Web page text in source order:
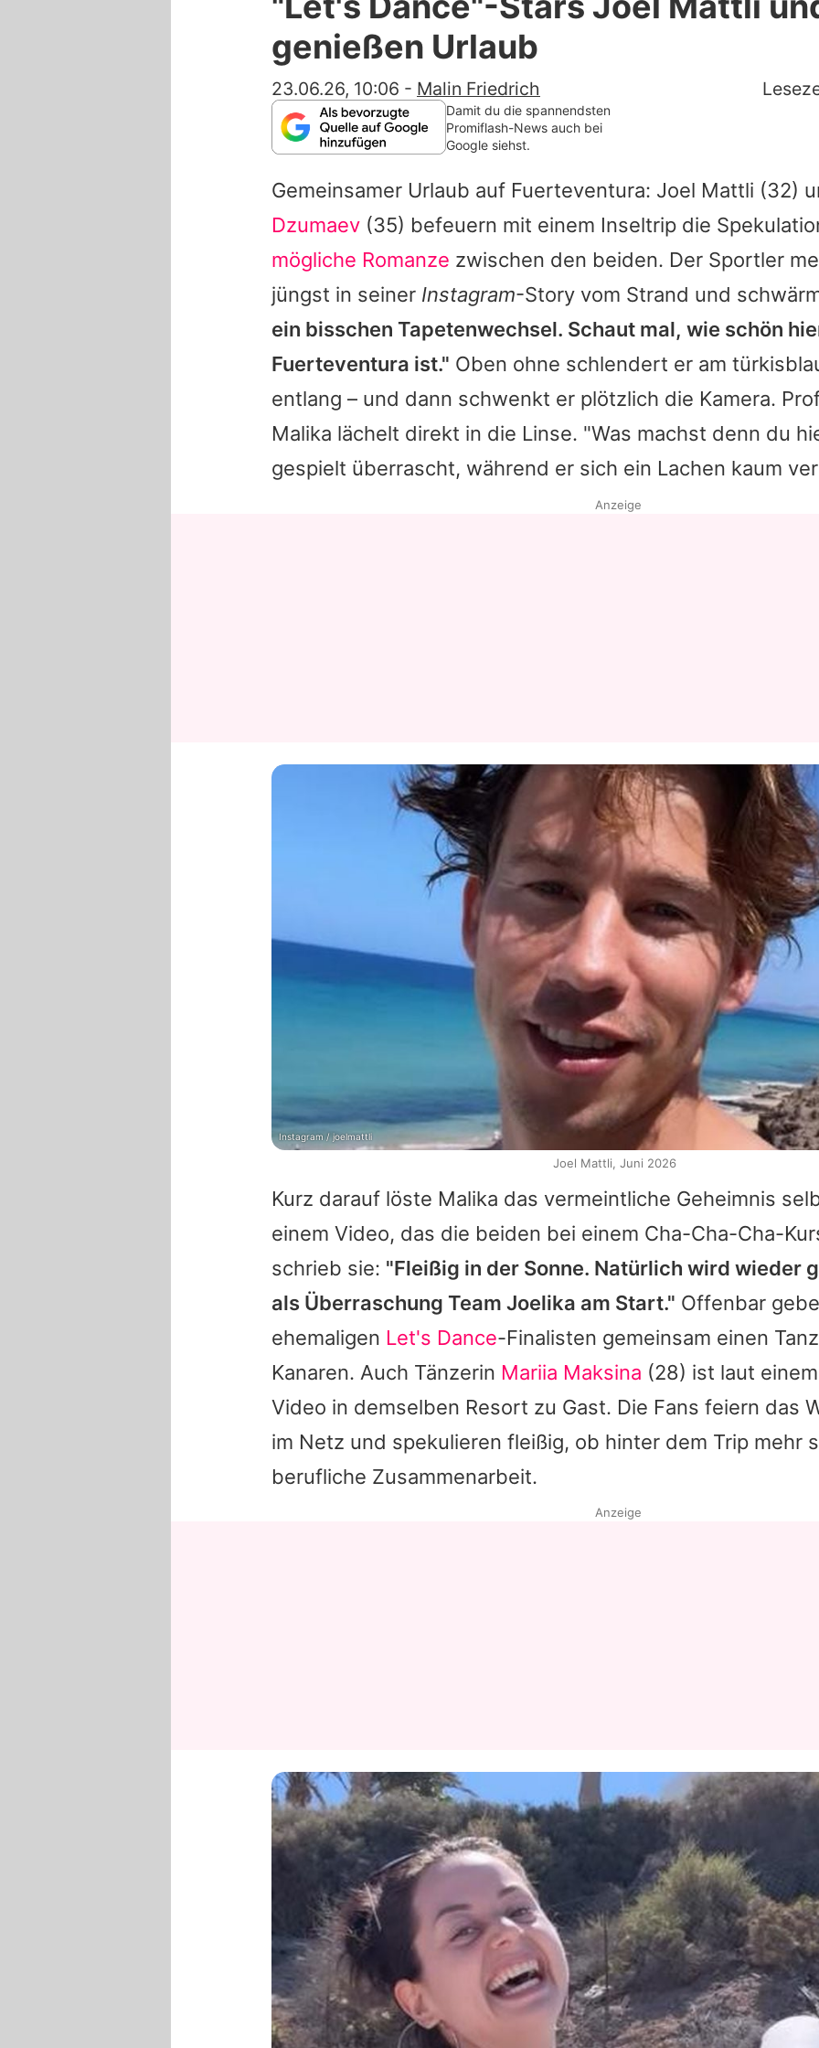
Familie & Liebe
App runterladen
Team
Redaktionelle Richtlinien
Impressum
Datenschutzerklärung
Nutzungsbedingungen
genießen Urlaub
23.06.26, 10:06 - Malin Friedrich
Damit du die spannendsten
Promiflash-News auch bei
Google siehst.
Gemeinsamer Urlaub auf Fuerteventura: Joel Mattli (32)
Dzumaev (35) befeuern mit einem Inseltrip die
mögliche Romanze zwischen den beiden. Der Sportler
jüngst in seiner Instagram-Story vom Strand und
ein bisschen Tapetenwechsel. Schaut mal, wie schön
Fuerteventura ist." Oben ohne schlendert er am
entlang – und dann schwenkt er plötzlich die Kamera.
Malika lächelt direkt in die Linse. "Was machst denn du
gespielt überrascht, während er sich ein Lachen kaum
Kurz darauf löste Malika das vermeintliche Geheimnis
einem Video, das die beiden bei einem Cha-Cha-Cha-
schrieb sie: "Fleißig in der Sonne. Natürlich wird wieder
als Überraschung Team Joelika am Start." Offenbar
ehemaligen Let's Dance-Finalisten gemeinsam einen
Kanaren. Auch Tänzerin Mariia Maksina (28) ist laut
Video in demselben Resort zu Gast. Die Fans feiern das
im Netz und spekulieren fleißig, ob hinter dem Trip mehr
berufliche Zusammenarbeit.
Anzeige
Instagram / joelmattli
Joel Mattli, Juni 2026
Anzeige